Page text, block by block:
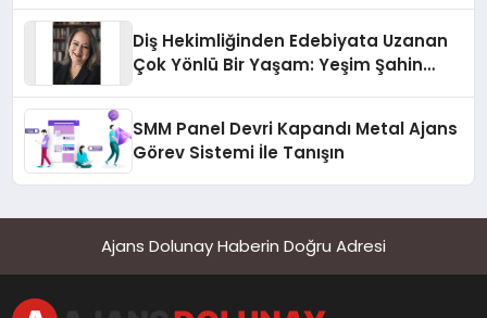
Diş Hekimliğinden Edebiyata Uzanan
Çok Yönlü Bir Yaşam: Yeşim Şahin
SMM Panel Devri Kapandı Metal Ajans
Görev Sistemi İle Tanışın
Ajans Dolunay Haberin Doğru Adresi